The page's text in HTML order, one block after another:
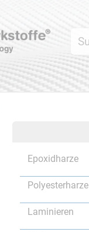
Epoxidharze
Polyesterharze
Laminieren